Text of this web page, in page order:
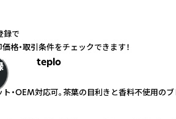
teplo
・OEM対応可。茶葉の目利きと香料不使用の
録で
格・取引条件をチェックできます！